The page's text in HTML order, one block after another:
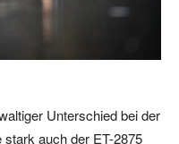
Unterschied bei der
auch der ET-2875